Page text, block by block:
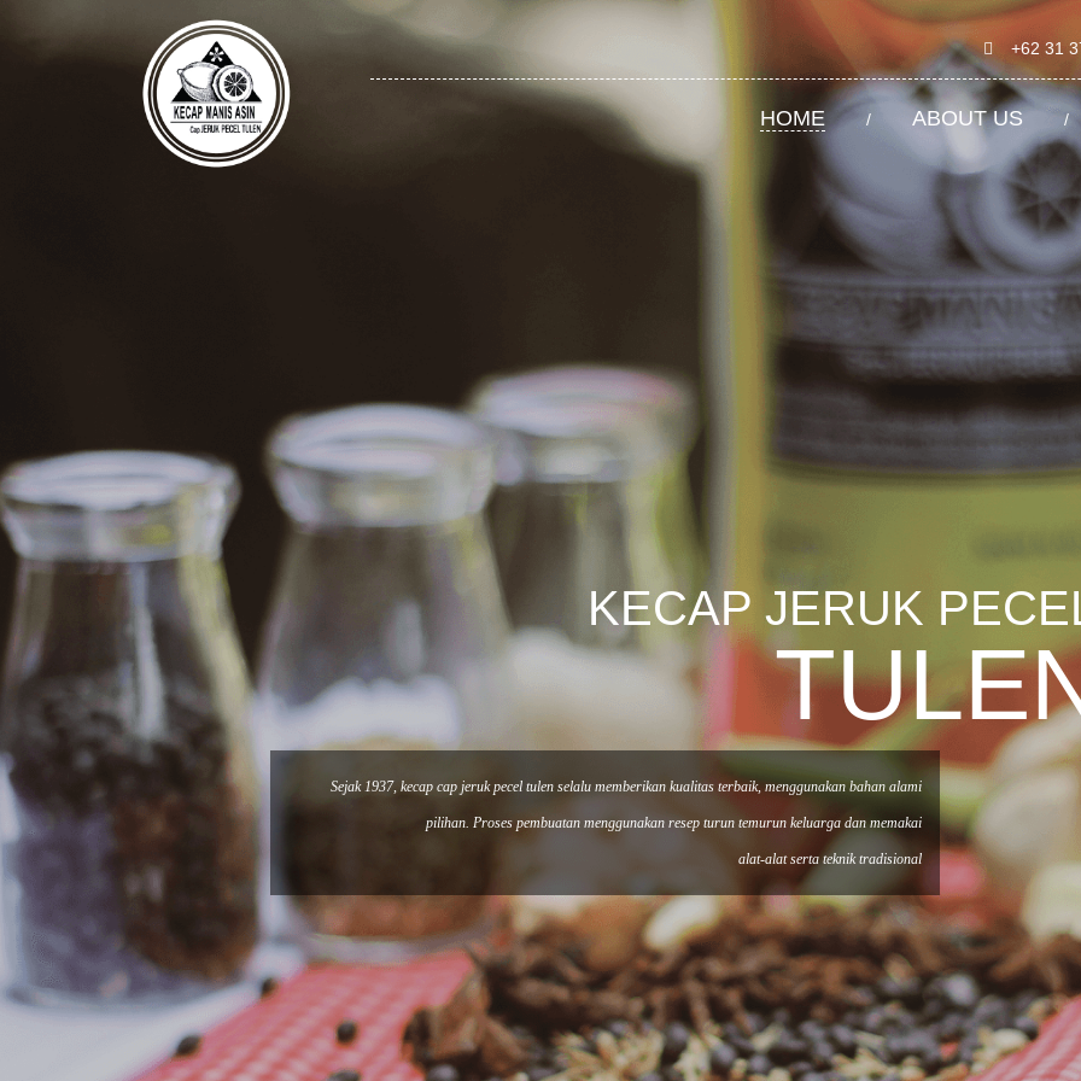
KECAP JERUK
Sejak 1937, kecap cap jeruk pecel tulen selalu memberikan kualitas terbaik, menggunakan bahan alami
pilihan. Proses pembuatan menggunakan resep turun temurun keluarga dan memakai
alat-alat serta teknik tradisional
+62 31
HOME / ABOUT US /